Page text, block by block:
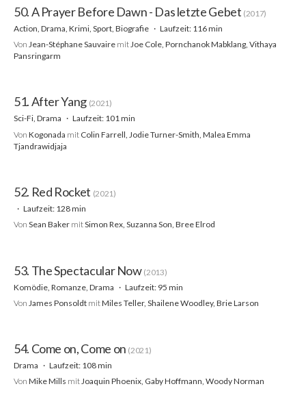
50. A Prayer Before Dawn - Das letzte Gebet (2017)
Action, Drama, Krimi, Sport, Biografie
Laufzeit: 116 min
Von Jean-Stéphane Sauvaire mitJoe Cole, Pornchanok Mabklang, Vithaya
Pansringarm
51. After Yang (2021)
Sci-Fi, Drama
Laufzeit: 101 min
Von Kogonada mit Colin Farrell, Jodie Turner-Smith, Malea Emma
Tjandrawidjaja
52. Red Rocket (2021)
Laufzeit: 128 min
Von Sean Baker mitSimon Rex, Suzanna Son, Bree Elrod
53. The Spectacular Now (2013)
Komödie, Romanze, Drama
Laufzeit: 95 min
Von James Ponsoldt mitMiles Teller, Shailene Woodley, Brie Larson
54. Come on, Come on (2021)
Drama
Laufzeit: 108 min
Von Mike Mills mitJoaquin Phoenix, Gaby Hoffmann, Woody Norman